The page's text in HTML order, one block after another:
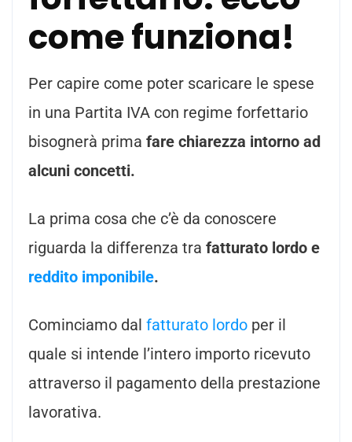
come funziona!
Per capire come poter scaricare le spese
in una Partita IVA con regime forfettario
bisognerà prima fare chiarezza intorno ad
alcuni concetti.
La prima cosa che c’è da conoscere
riguarda la differenza tra fatturato lordo e
reddito imponibile.
Cominciamo dal fatturato lordo per il
quale si intende l’intero importo ricevuto
attraverso il pagamento della prestazione
lavorativa.